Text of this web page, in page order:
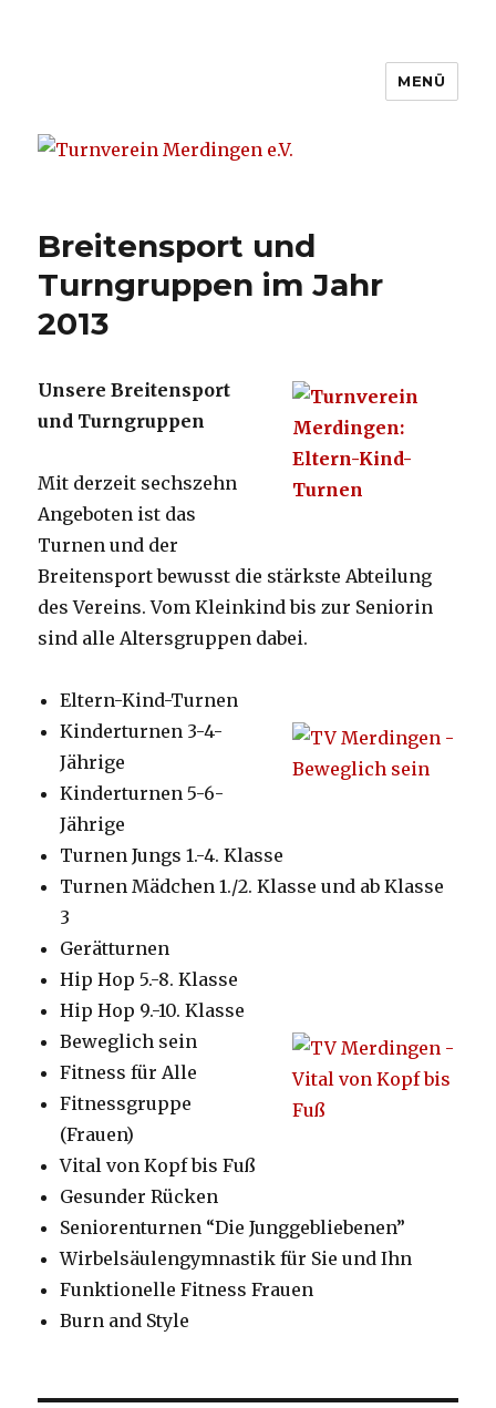
Turnverein Merdingen e.V.
MENÜ
Breitensport und
Turngruppen im Jahr
2013
Unsere Breitensport
und Turngruppen
Mit derzeit sechszehn
Angeboten ist das
Turnen und der
Breitensport bewusst die stärkste Abteilung
des Vereins. Vom Kleinkind bis zur Seniorin
sind alle Altersgruppen dabei.
Eltern-Kind-Turnen
Kinderturnen 3-4-
Jährige
Kinderturnen 5-6-
Jährige
Turnen Jungs 1.-4. Klasse
Turnen Mädchen 1./2. Klasse und ab Klasse
3
Gerätturnen
Hip Hop 5.-8. Klasse
Hip Hop 9.-10. Klasse
Beweglich sein
Fitness für Alle
Fitnessgruppe
(Frauen)
Vital von Kopf bis Fuß
Gesunder Rücken
Seniorenturnen “Die Junggebliebenen”
Wirbelsäulengymnastik für Sie und Ihn
Funktionelle Fitness Frauen
Burn and Style